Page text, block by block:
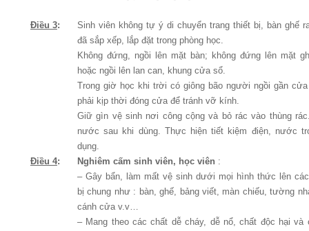
Điều 3:
Sinh viên không tự ý di chuyển trang thiết bị, bàn ghế
đã sắp xếp, lắp đặt trong phòng học.
Không đứng, ngồi lên mặt bàn; không đứng lên mặt
hoặc ngồi lên lan can, khung cửa sổ.
Trong giờ học khi trời có giông bão ngư­ời ngồi gần
phải kịp thời đóng cửa để tránh vỡ kính.
Giữ gìn vệ sinh nơi công cộng và bỏ rác vào thùng
nư­ớc sau khi dùng. Thực hiện tiết kiệm điện, nước
dụng.
Điều 4: Nghiêm cấm sinh viên, học viên :
– Gây bẩn, làm mất vệ sinh dư­ới mọi hình thức lên
bị chung như­ : bàn, ghế, bảng viết, màn chiếu, tư­ờng
cánh cửa v.v…
– Mang theo các chất dễ cháy, dễ nổ, chất độc hại và